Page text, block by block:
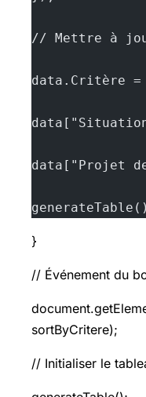
// Mettre à
data.Critère =
data["Projet
}
// Événement du
sortByCritere);
// Initialiser le